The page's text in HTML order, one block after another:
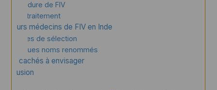
Procédure de FIV
Post-traitement
médecins de FIV en Inde
Critères de sélection
Quelques noms renommés
cachés à envisager